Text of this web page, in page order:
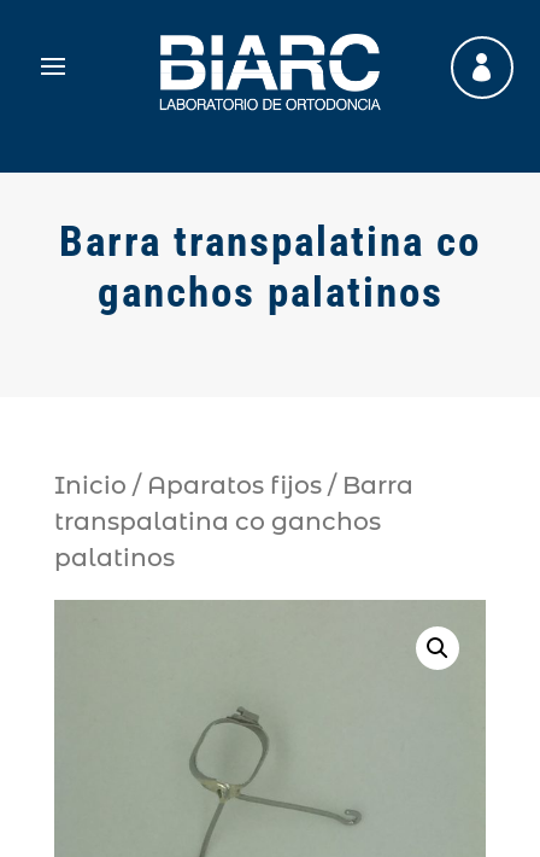

Barra transpalatina co
ganchos palatinos
Inicio / Aparatos fijos/ Barra
transpalatina co ganchos
palatinos